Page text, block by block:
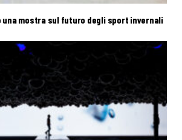
una mostra sul futuro degli sport invernali